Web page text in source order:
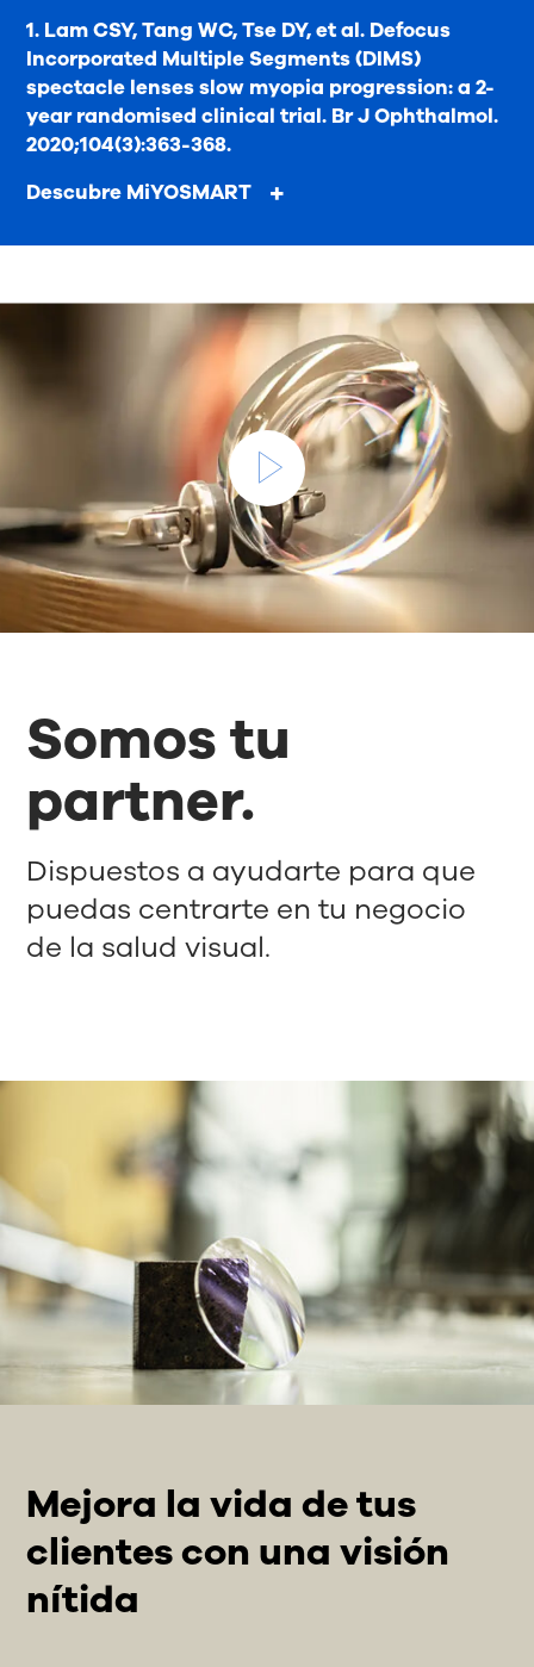
1. Lam CSY, Tang WC, Tse DY, et al. Defocus
Incorporated Multiple Segments (DIMS)
spectacle lenses slow myopia progression: a 2-
year randomised clinical trial. Br J Ophthalmol.
2020;104(3):363-368.
Descubre MiYOSMART
Somos tu
partner.
Dispuestos a ayudarte para que
puedas centrarte en tu negocio
de la salud visual.
Mejora la vida de tus
clientes con una visión
nítida